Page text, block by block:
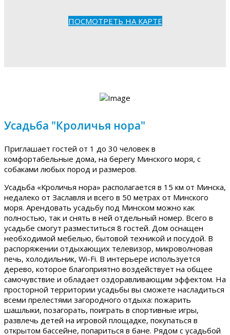
ПОСМОТРЕТЬ НА КАРТЕ
Усадьба "Кроличья нора"
Приглашает гостей от 1 до 30 человек в
комфортабельные дома, на берегу Минского моря, с
собаками любых пород и размеров.
Усадьба «Кроличья нора» располагается в 15 км от Минска,
недалеко от Заславля и всего в 50 метрах от Минского
моря. Арендовать усадьбу под Минском можно как
полностью, так и снять в ней отдельный номер. Всего в
усадьбе смогут разместиться 8 гостей. Дом оснащен
необходимой мебелью, бытовой техникой и посудой. В
распоряжении отдыхающих телевизор, микроволновая
печь, холодильник, Wi-Fi. В интерьере используется
дерево, которое благоприятно воздействует на общее
самочувствие и обладает оздоравливающим эффектом. На
просторной территории усадьбы вы сможете насладиться
всеми прелестями загородного отдыха: пожарить
шашлыки, позагорать, поиграть в спортивные игры,
развлечь детей на игровой площадке, покупаться в
открытом бассейне, попариться в бане. Рядом с усадьбой